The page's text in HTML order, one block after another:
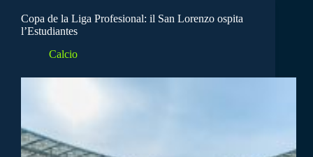
Copa de la Liga Profesional: il San Lorenzo ospita
l’Estudiantes
Calcio